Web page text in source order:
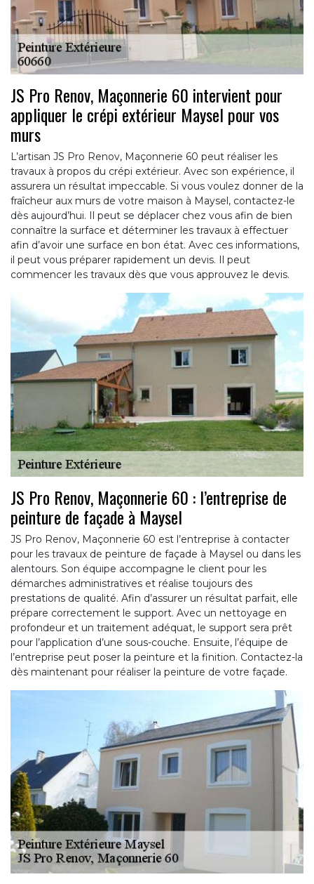
JS Pro Renov, Maçonnerie 60 intervient pour
appliquer le crépi extérieur Maysel pour vos
murs
L’artisan JS Pro Renov, Maçonnerie 60 peut réaliser les
travaux à propos du crépi extérieur. Avec son expérience, il
assurera un résultat impeccable. Si vous voulez donner de la
fraîcheur aux murs de votre maison à Maysel, contactez-le
dès aujourd’hui. Il peut se déplacer chez vous afin de bien
connaître la surface et déterminer les travaux à effectuer
afin d’avoir une surface en bon état. Avec ces informations,
il peut vous préparer rapidement un devis. Il peut
commencer les travaux dès que vous approuvez le devis.
JS Pro Renov, Maçonnerie 60 : l’entreprise de
peinture de façade à Maysel
JS Pro Renov, Maçonnerie 60 est l’entreprise à contacter
pour les travaux de peinture de façade à Maysel ou dans les
alentours. Son équipe accompagne le client pour les
démarches administratives et réalise toujours des
prestations de qualité. Afin d’assurer un résultat parfait, elle
prépare correctement le support. Avec un nettoyage en
profondeur et un traitement adéquat, le support sera prêt
pour l’application d’une sous-couche. Ensuite, l’équipe de
l’entreprise peut poser la peinture et la finition. Contactez-la
dès maintenant pour réaliser la peinture de votre façade.